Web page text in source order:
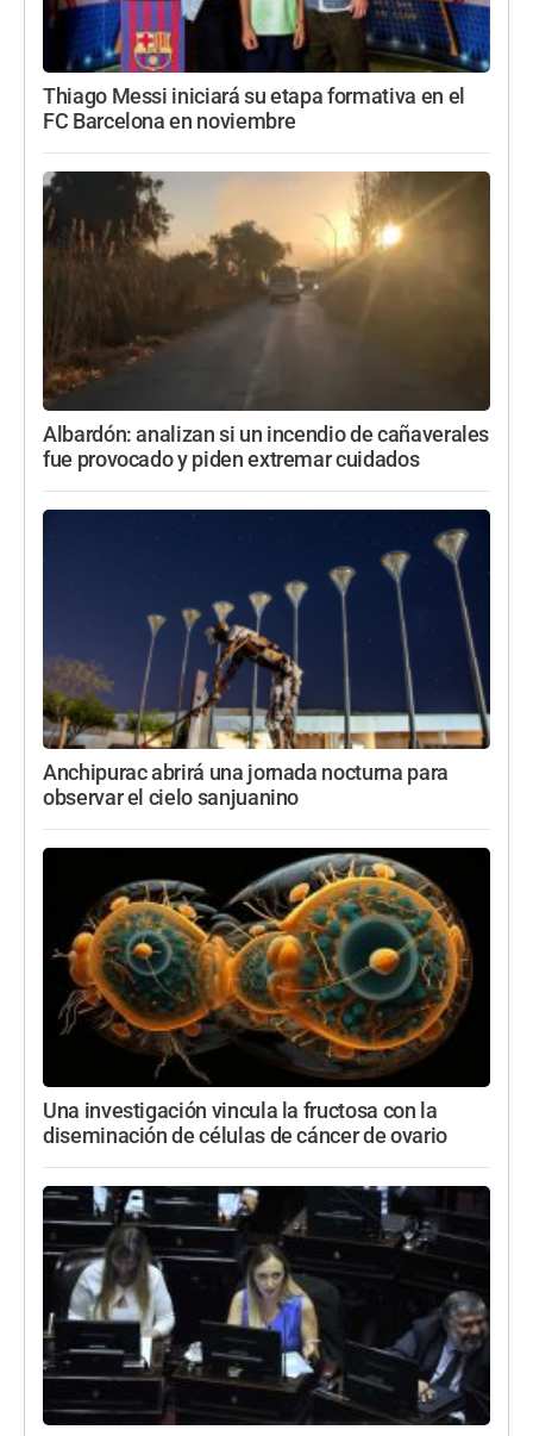
Thiago Messi iniciará su etapa formativa en el
FC Barcelona en noviembre
Albardón: analizan si un incendio de cañaverales
fue provocado y piden extremar cuidados
Anchipurac abrirá una jornada nocturna para
observar el cielo sanjuanino
Una investigación vincula la fructosa con la
diseminación de células de cáncer de ovario